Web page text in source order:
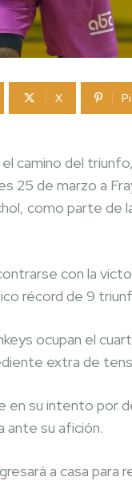
X
camino del
25 de marzo a
como parte de
con la
récord de 9
ocupan el
extra de
en su intento
ante su afición.
a casa para